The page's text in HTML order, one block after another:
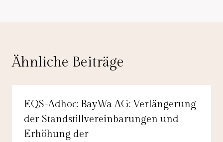
Ähnliche Beiträge
EQS-Adhoc: BayWa AG: Verlängerung
der Standstillvereinbarungen und
Erhöhung der